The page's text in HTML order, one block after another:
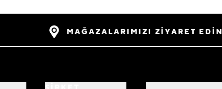
MAĞAZALARIMIZI ZİYARET EDİN